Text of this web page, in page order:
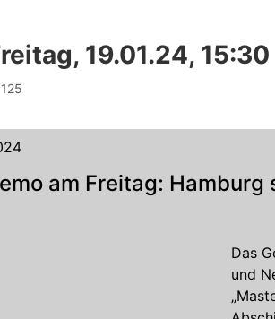
19.01.24,
125
am Freitag:
Das
und